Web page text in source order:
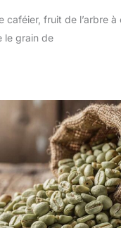
caféier, fruit de l’arbre à
le grain de